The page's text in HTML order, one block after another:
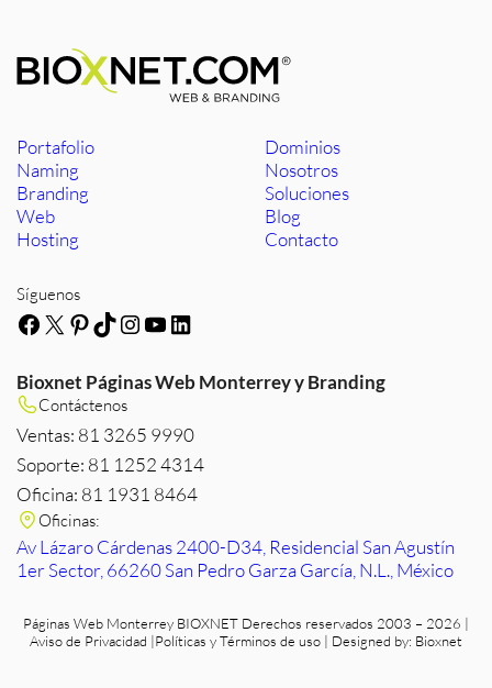
Portafolio
Naming
Branding
Web
Hosting
Dominios
Nosotros
Soluciones
Blog
Contacto
Síguenos
Facebook
X Pinterest
TikTok
Instagram
YouTube
LinkedIn
Bioxnet Páginas Web Monterrey y Branding
Contáctenos
Ventas: 81 3265 9990
Soporte: 81 1252 4314
Oficina: 81 1931 8464
Oficinas:
Av Lázaro Cárdenas 2400-D34, Residencial San Agustín
1er Sector, 66260 San Pedro Garza García, N.L., México
Páginas Web Monterrey BIOXNET Derechos reservados 2003 – 2026 |
Aviso de Privacidad |Políticas y Términos de uso | Designed by: Bioxnet